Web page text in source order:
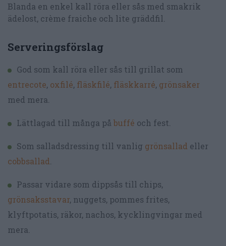
Blanda en enkel kall röra eller sås med smakrik
ädelost, crème fraiche och lite gräddfil.
Serveringsförslag
God som kall röra eller sås till grillat som
entrecote, oxfilé, fläskfilé, fläskkarré, grönsaker
med mera.
Lättlagad till många på buffé och fest.
Som salladsdressing till vanlig grönsallad eller
cobbsallad.
Passar vidare som dippsås till chips,
grönsaksstavar, nuggets, pommes frites,
klyftpotatis, räkor, nachos, kycklingvingar med
mera.